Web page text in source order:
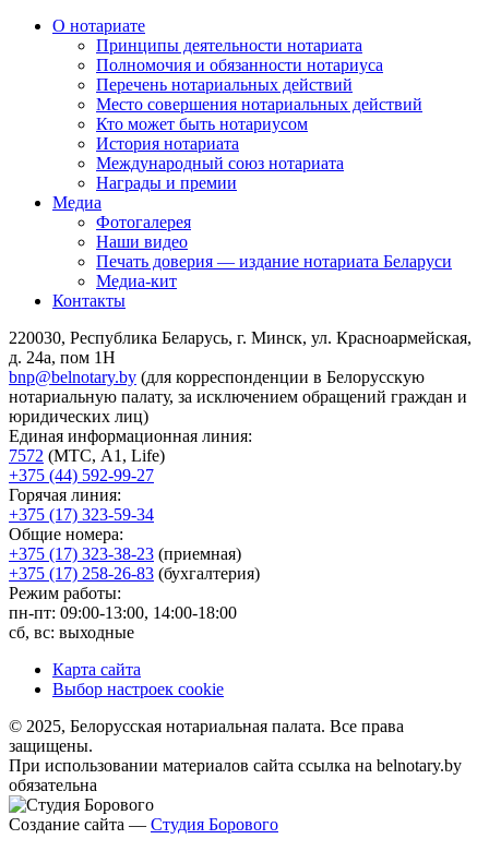
О нотариате
Принципы деятельности нотариата
Полномочия и обязанности нотариуса
Перечень нотариальных действий
Место совершения нотариальных действий
Кто может быть нотариусом
История нотариата
Международный союз нотариата
Награды и премии
Медиа
Фотогалерея
Наши видео
Печать доверия — издание нотариата Беларуси
Медиа-кит
Контакты
220030, Республика Беларусь, г. Минск, ул. Красноармейская,
д. 24а, пом 1Н
bnp@belnotary.by (для корреспонденции в Белорусскую
нотариальную палату, за исключением обращений граждан и
юридических лиц)
Единая информационная линия:
7572 (МТС, A1, Life)
+375 (44) 592-99-27
Горячая линия:
+375 (17) 323-59-34
Общие номера:
+375 (17) 323-38-23 (приемная)
+375 (17) 258-26-83 (бухгалтерия)
Режим работы:
пн-пт: 09:00-13:00, 14:00-18:00
сб, вс: выходные
Карта сайта
Выбор настроек cookie
© 2025, Белорусская нотариальная палата. Все права
защищены.
При использовании материалов сайта ссылка на belnotary.by
обязательна
Создание сайта — Студия Борового